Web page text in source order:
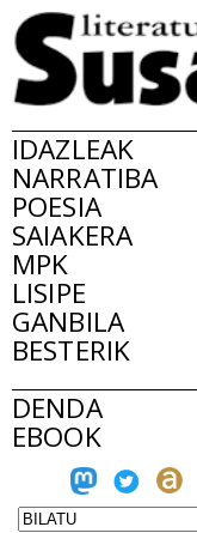
IDAZLEAK
NARRATIBA
POESIA
SAIAKERA
MPK
LISIPE
GANBILA
BESTERIK
DENDA
EBOOK